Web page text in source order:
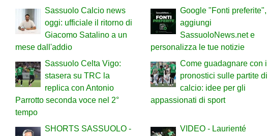
Sassuolo Calcio news
oggi: ufficiale il ritorno di
Giacomo Satalino a un
mese dall'addio
Google "Fonti preferite",
aggiungi
SassuoloNews.net e
personalizza le tue notizie
Sassuolo Celta Vigo:
stasera su TRC la
replica con Antonio
Parrotto seconda voce nel 2°
tempo
Come guadagnare con i
pronostici sulle partite di
calcio: idee per gli
appassionati di sport
SHORTS SASSUOLO -
VIDEO - Laurienté